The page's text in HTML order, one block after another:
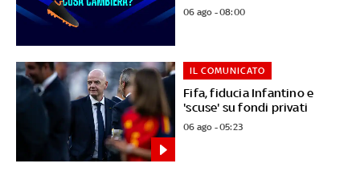
06 ago - 08:00
Fifa, fiducia Infantino e
'scuse' su fondi privati
IL COMUNICATO
06 ago - 05:23